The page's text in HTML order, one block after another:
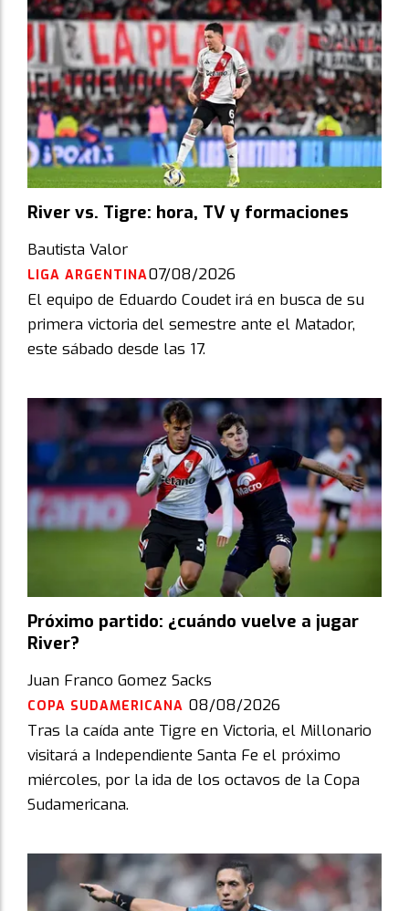
River vs. Tigre: hora, TV y formaciones
Bautista Valor
LIGA ARGENTINA07/08/2026
El equipo de Eduardo Coudet irá en busca de su
primera victoria del semestre ante el Matador,
este sábado desde las 17.
Próximo partido: ¿cuándo vuelve a jugar
River?
Juan Franco Gomez Sacks
COPA SUDAMERICANA 08/08/2026
Tras la caída ante Tigre en Victoria, el Millonario
visitará a Independiente Santa Fe el próximo
miércoles, por la ida de los octavos de la Copa
Sudamericana.